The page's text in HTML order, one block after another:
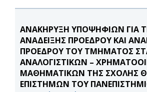
ΑΝΑΚΗΡΥΞΗ ΥΠΟΨΗΦΙΩΝ ΓΙΑ
ΑΝΑΔΕΙΞΗΣ ΠΡΟΕΔΡΟΥ ΚΑΙ
ΠΡΟΕΔΡΟΥ ΤΟΥ ΤΜΗΜΑΤΟΣ
ΑΝΑΛΟΓΙΣΤΙΚΩΝ –
ΜΑΘΗΜΑΤΙΚΩΝ ΤΗΣ ΣΧΟΛΗΣ
ΕΠΙΣΤΗΜΩΝ ΤΟΥ